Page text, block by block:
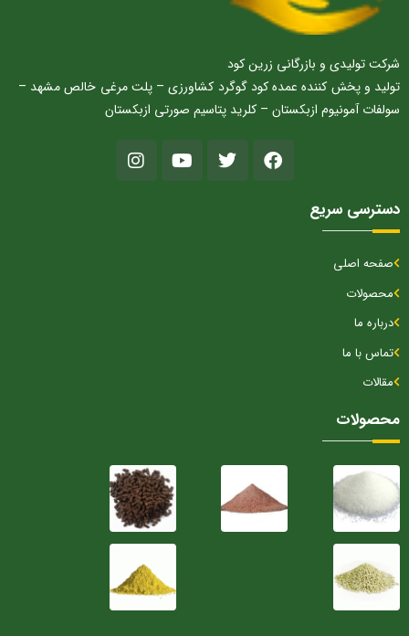
شرکت تولیدی و بازرگانی زرین کود
تولید و پخش کننده عمده کود گوگرد کشاورزی – پلت مرغی خالص مشهد –
سولفات آمونیوم ازبکستان – کلرید پتاسیم صورتی ازبکستان
دسترسی سریع
صفحه اصلی
محصولات
درباره ما
تماس با ما
مقالات
محصولات